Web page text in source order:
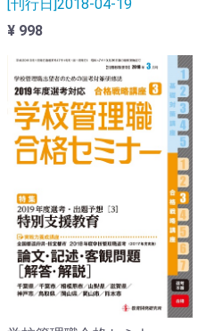
[刊行日]2018-04-19
¥ 998